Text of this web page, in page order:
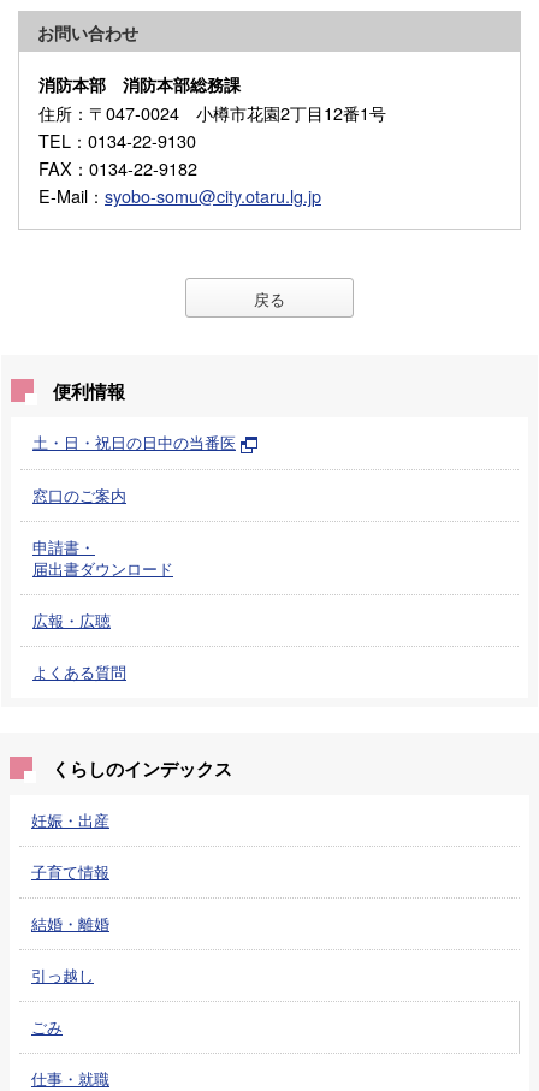
お問い合わせ
消防本部 消防本部総務課
住所 ：〒047-0024 小樽市花園2丁目12番1号
TEL ：0134-22-9130
FAX ：0134-22-9182
E-Mail ： syobo-somu@city.otaru.lg.jp
戻る
便利情報
土・日・祝日の日中の当番医
窓口のご案内
申請書・
届出書ダウンロード
広報・広聴
よくある質問
くらしのインデックス
妊娠・出産
子育て情報
結婚・離婚
引っ越し
ごみ
仕事・就職